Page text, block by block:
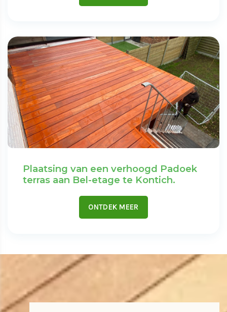
Plaatsing van een verhoogd Padoek
terras aan Bel-etage te Kontich.
ONTDEK MEER